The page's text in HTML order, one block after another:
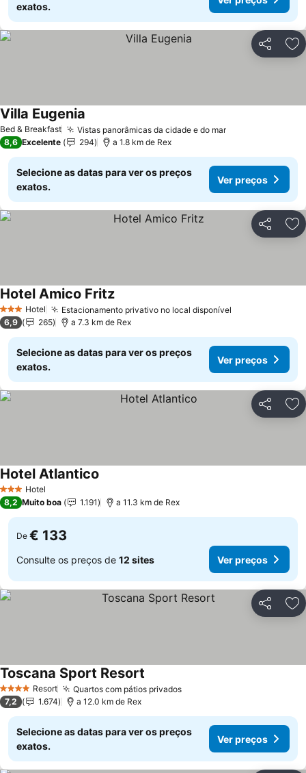
exatos.
Partilhar
Bed & Breakfast Vistas panorâmicas da cidade e do marVer preços
Villa Eugenia
8,6 Excelente 294 a 1.8 km de Rex
Selecione as datas para ver os preços
exatos.
Ver preços
Partilhar
3 EstrelasHotel Estacionamento privativo no local disponível
Hotel Amico FritzVer preços
6,9 265 a 7.3 km de Rex
Selecione as datas para ver os preços
exatos.
Ver preços
Partilhar
3 EstrelasHotel
Hotel Atlantico
8,2 Muito boa 1.191 a 11.3 km de Rex
De € 133
Consulte os preços de 12 sites Ver preços
Partilhar
4 EstrelasResort Quartos com pátios privadosVer preços
Toscana Sport Resort
7,2 1.674 a 12.0 km de Rex
Selecione as datas para ver os preços
exatos.
Ver preços